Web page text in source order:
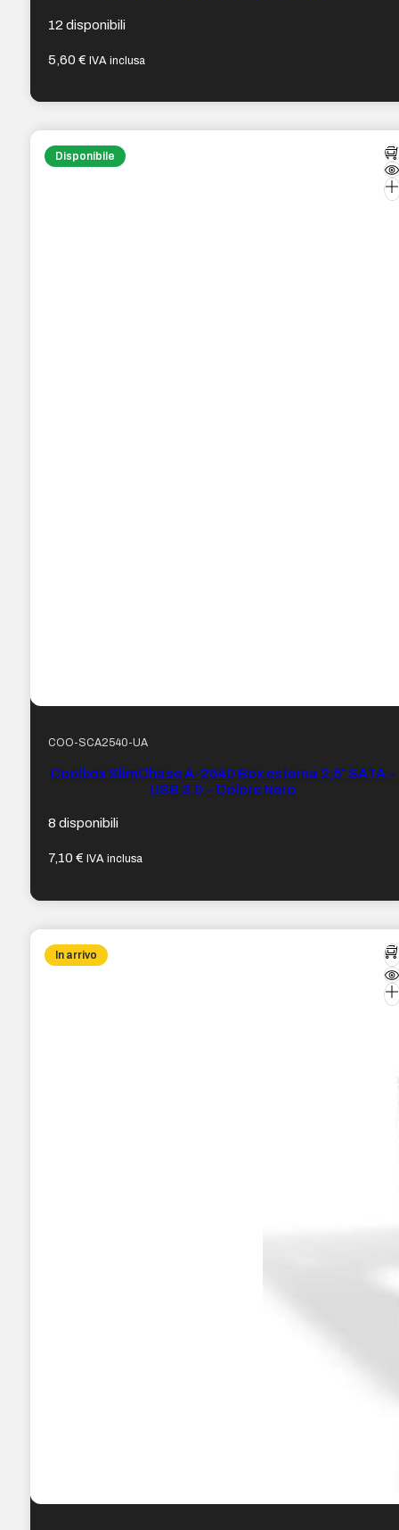
12 disponibili
5,60€ IVA inclusa
Disponibile
COO-SCA2540-UA
Coolbox SlimChase A-2540 Box esterna 2,5″ SATA –
USB 3.0 – Colore Nero
8 disponibili
7,10€ IVA inclusa
In arrivo